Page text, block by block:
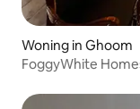
Woning in Ghoom
FoggyWhite